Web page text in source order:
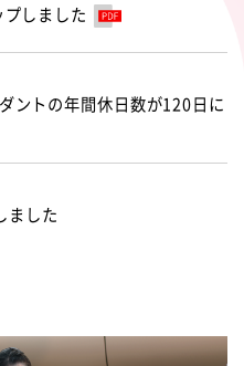
修
しました
ントの年間休日数が120日に
ました